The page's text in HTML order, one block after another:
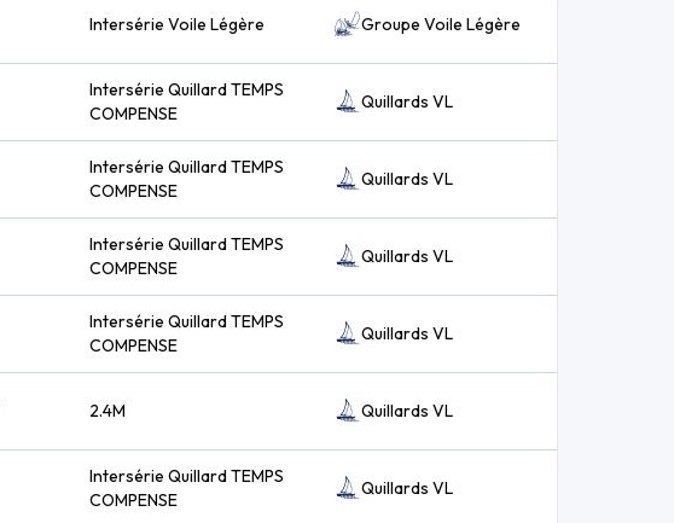
Intersérie Voile Légère Groupe Voile Légère
Intersérie Quillard TEMPS
COMPENSE
Quillards VL
Intersérie Quillard TEMPS
COMPENSE
Quillards VL
Intersérie Quillard TEMPS
COMPENSE
Quillards VL
Intersérie Quillard TEMPS
COMPENSE
Quillards VL
2.4M Quillards VL
Intersérie Quillard TEMPS
COMPENSE
Quillards VL